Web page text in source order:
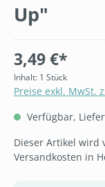
Up"
3,49 €*
Inhalt: 1 Stück
Preise exkl. MwSt.
Verfügbar,
Dieser Artikel wird
Versandkosten in